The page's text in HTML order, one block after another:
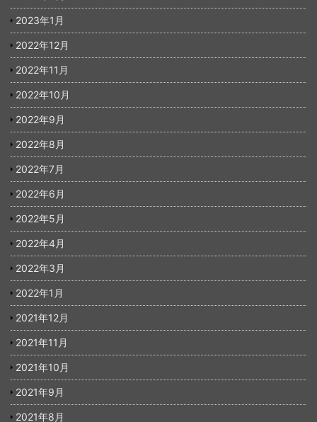
2023年1月
2022年12月
2022年11月
2022年10月
2022年9月
2022年8月
2022年7月
2022年6月
2022年5月
2022年4月
2022年3月
2022年1月
2021年12月
2021年11月
2021年10月
2021年9月
2021年8月